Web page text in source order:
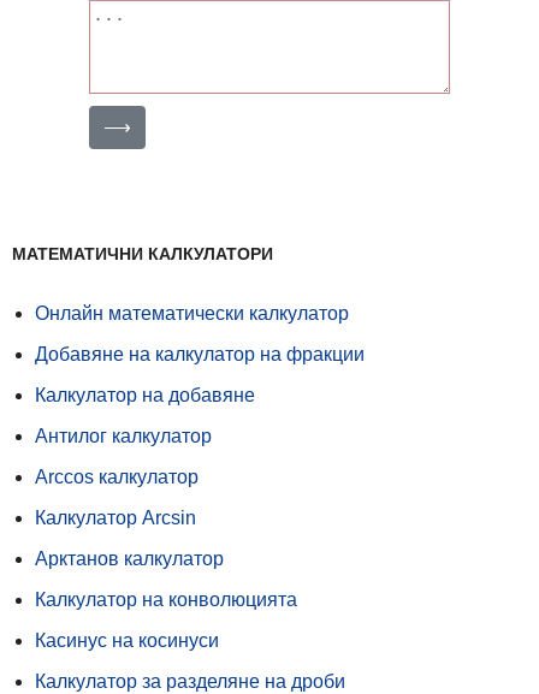
⟶
МАТЕМАТИЧНИ КАЛКУЛАТОРИ
Онлайн математически калкулатор
Добавяне на калкулатор на фракции
Калкулатор на добавяне
Антилог калкулатор
Arccos калкулатор
Калкулатор Arcsin
Арктанов калкулатор
Калкулатор на конволюцията
Касинус на косинуси
Калкулатор за разделяне на дроби